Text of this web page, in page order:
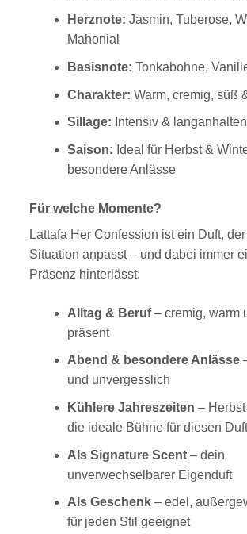
Herznote: Jasmin, Tuberose,
Mahonial
Basisnote: Tonkabohne,
Charakter: Warm, cremig, süß
Sillage: Intensiv &
Saison: Ideal für Herbst &
besondere Anlässe
Für welche Momente?
Lattafa Her Confession ist ein Duft,
Situation anpasst – und dabei immer
Präsenz hinterlässt:
Alltag & Beruf– cremig, warm
präsent
Abend & besondere Anlässe
und unvergesslich
Kühlere Jahreszeiten –
die ideale Bühne für diesen Duft
Als Signature Scent– dein
unverwechselbarer Eigenduft
Als Geschenk– edel,
für jeden Stil geeignet